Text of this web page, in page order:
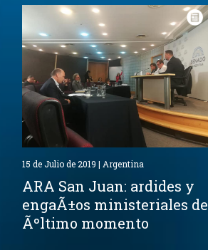
15 de Julio de 2019 | Argentina
ARA San Juan: ardides y
engaÃ±os ministeriales de
Ãºltimo momento